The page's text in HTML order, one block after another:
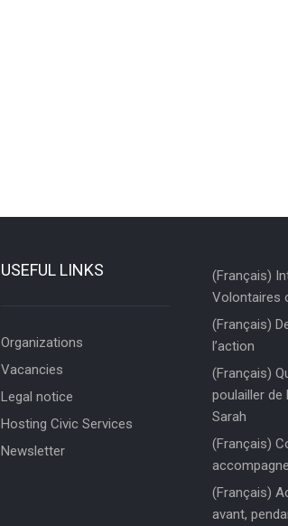
USEFUL LINKS
Organizations
Vacancies
Legal notice
Hosting Civic Services
Newsletter
(Français)
Volontaires
(Français)
l’action
(Français)
poulailler de
Sarah
(Français)
(Français)
avant,